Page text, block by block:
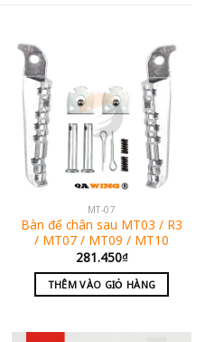
MT-07
Bàn để chân sau MT03 / R3
/ MT07 / MT09 / MT10
281.450₫
THÊM VÀO GIỎ HÀNG